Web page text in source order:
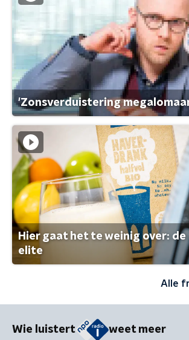
'Zonsverduistering
Hier gaat het te weinig over:
elite
Alle
Wie luistert weet meer